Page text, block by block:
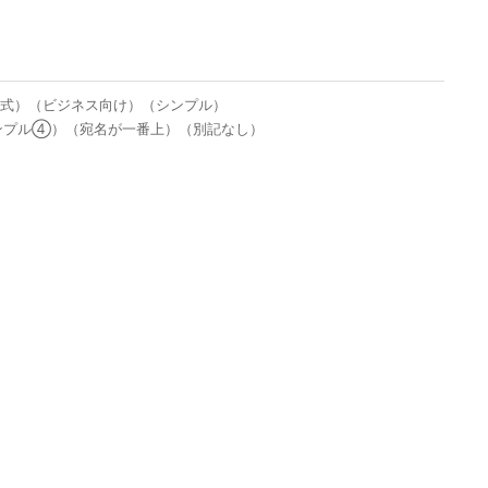
）（ビジネス向け）（シンプル）
ル④）（宛名が一番上）（別記なし）